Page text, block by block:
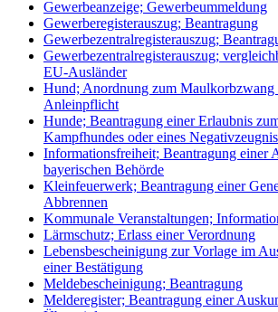
Gewerbeanzeige; Gewerbeummeldung
Gewerberegisterauszug; Beantragung
Gewerbezentralregisterauszug;
Gewerbezentralregisterauszug;
EU-Ausländer
Hund; Anordnung zum Maulkorbzwang
Anleinpflicht
Hunde; Beantragung einer Erlaubnis
Kampfhundes oder eines
Informationsfreiheit; Beantragung einer
bayerischen Behörde
Kleinfeuerwerk; Beantragung einer
Abbrennen
Kommunale Veranstaltungen;
Lärmschutz; Erlass einer Verordnung
Lebensbescheinigung zur Vorlage im
einer Bestätigung
Meldebescheinigung; Beantragung
Melderegister; Beantragung einer